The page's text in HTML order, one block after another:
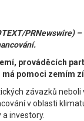
prováděcích
má pomoci zemím
závazků
v oblasti
investory.